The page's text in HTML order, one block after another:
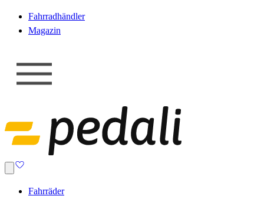
Fahrradhändler
Magazin
Fahrräder